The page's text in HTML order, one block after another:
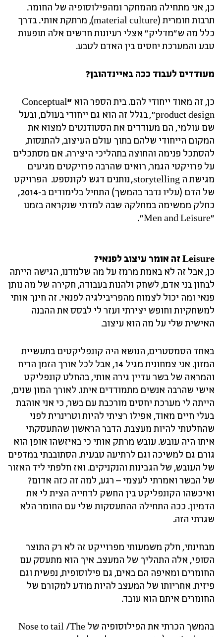
כן, אני מתחילה מהמחקר ומהפילוסופיה של החומר.
תרבות חומרית (material culture), מרתקת אותי. בדרך
כלל מה ש"מדליק" אצלי רעיונות חדשים אלה תופעות
טבע והמערכת יחסים בין האדם לטבע.
מעודדים לעבוד ככה באיינדהובן?
כן, זה מאוד ייחודי להם. בית הספר הוא "
Conceptual
product design", בגלל זה הוא גם ייחודי בעולם, ובעל
שם עולמי, הם מעודדים את הסטודנטים למצוא את
המקום הייחודי שלהם בתוך עולם העיצוב, להתנסות,
להסתכל פנימה והחוצה בתהליכי היצירה. אם מסתכלים
על פרויקטי הגמר, רואים שהרבה פרויקטים מגיעים
מגישת ה storytelling, נותנים דגש לקונספט. הפרויקט
של הדם (עליו נדבר בהמשך) התחיל בלימודים ב-2014,
כחלק ממשימה במחלקה שבה למדתי שנקראה בזמנו
"Men and Leisure".
Leisure זה אומר עיצוב לפנאי?
כן, אבל זה לא באמת מרמז על מה שלמדנו, הגישה הייתה
לבחון בני אדם, לשחק ולהנות בעבודה, חקירה של מה נותן
פנאי ומה יכול לצמוח מהפריבילגיה לפנאי. זה חינך אותי
למשחקיות וחופש יצירתי ועזר לי לבסס את ההבנה
האישית שלי על מה הוא עיצוב.
באחד הסמסטרים, הנושא היה קונפליקטים בתעשיית
המזון. אני צמחונית מגיל 14, אבל לכל אורך הזמן הריח
והמראה של בשר עדיין גירה אותי, בהחלט קונפליקט
אישי שהרבה אנשים מתמודדים איתו. לאורך המון שנים,
הייתה לי מערכת יחסים מורכבת עם בשר, כי אני אוהבת
בעלי חיים מאוד, אפילו רציתי להיות וטרינרית לפני
שהחלטתי להיות מעצבת. הדבר הראשון שהתעסקתי
איתו היה עובש. עובש מרתק אותי כי באיזשהו אופן הוא
גורם גם למשיכה וגם לרתיעה טבעית. הסתובבתי במדפים
של העובש, של הגבינות והנקניקים. ואז חלפתי ליד האזור
של הבשר ואמרתי לעצמי – רגע, למה זה כזה אדום?
ואיכשהו הקונפליקט בין החשק לדחייה הצית לי את
הדמיון. ככה התחילה ההתעסקות שלי עם החומר הלא
שגרתי הזה.
מבחינתי, חלק משמעותי מפרוייקט זה לא רק התוצר
הסופי, אלה התהליך של המעצב. איך הוא מתעסק עם
החומרים ומאיפה הם באים, גם פילוסופית, נפשית וגם
פיזית. אחריותו של המעצב להיות מודע למקורם של
החומרים איתם הוא עובד.
בהמשך הכרתי את הפילוסופיה של Nose to tail /The